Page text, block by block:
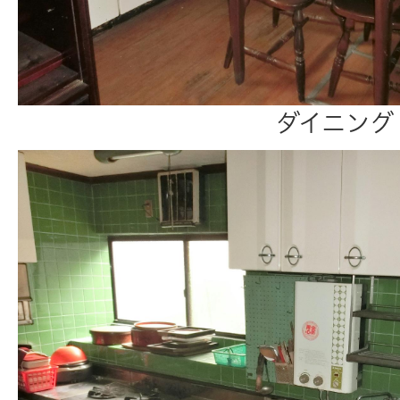
ダイニング